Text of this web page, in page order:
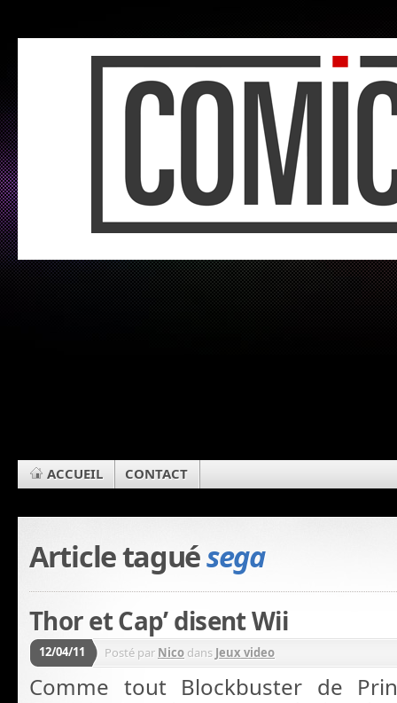
ACCUEIL CONTACT
Article taguésega
Thor et Cap’ disent Wii
12/04/11 Posté par Nico dans Jeux video
Comme tout Blockbuster de